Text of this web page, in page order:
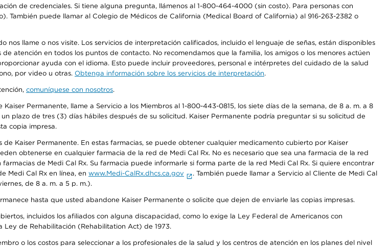
de credenciales. Si tiene alguna pregunta, llámenos al 1-800-464-4000 (sin costo). Para personas con
También puede llamar al Colegio de Médicos de California (Medical Board of California) al 916-263-2382 o
llame o nos visite. Los servicios de interpretación calificados, incluido el lenguaje de señas, están disponibles
atención en todos los puntos de contacto. No recomendamos que la familia, los amigos o los menores actúen
ayuda con el idioma. Esto puede incluir proveedores, personal e intérpretes del cuidado de la salud
por video u otras. Obtenga información sobre los servicios de interpretación.
comuníquese con nosotros.
Permanente, llame a Servicio a los Miembros al 1-800-443-0815, los siete días de la semana, de 8 a. m. a 8
plazo de tres (3) días hábiles después de su solicitud. Kaiser Permanente podría preguntar si su solicitud de
copia impresa.
Kaiser Permanente. En estas farmacias, se puede obtener cualquier medicamento cubierto por Kaiser
obtenerse en cualquier farmacia de la red de Medi Cal Rx. No es necesario que sea una farmacia de la red
de Medi Cal Rx. Su farmacia puede informarle si forma parte de la red Medi Cal Rx. Si quiere encontrar
Medi Cal Rx en línea, en www.Medi-CalRx.dhcs.ca.gov
. También puede llamar a Servicio al Cliente de Medi Cal
de 8 a. m. a 5 p. m.).
hasta que usted abandone Kaiser Permanente o solicite que dejen de enviarle las copias impresas.
incluidos los afiliados con alguna discapacidad, como lo exige la Ley Federal de Americanos con
Ley de Rehabilitación (Rehabilitation Act) de 1973.
o los costos para seleccionar a los profesionales de la salud y los centros de atención en los planes del nivel